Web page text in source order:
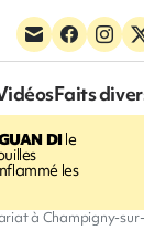
Faits
DIle
les
à Champigny-